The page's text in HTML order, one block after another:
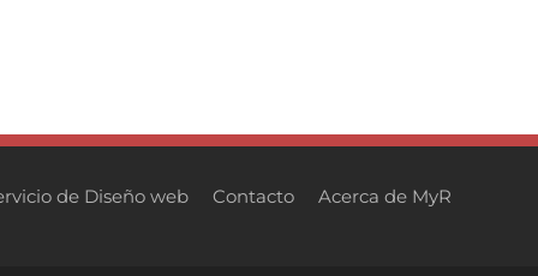
de Diseño web Contacto Acerca de MyR